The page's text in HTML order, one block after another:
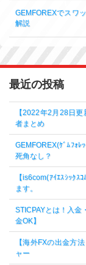
GEMFOREXでスワ
解説
最近の投稿
【2022年2月28日
者まとめ
GEMFOREX(ｹﾞﾑﾌｫ
死角なし？
【is6com(ｱｲｴｽｼｯｸ
ます。
STICPAYとは！入金
金OK】
【海外FXの出金方
ャー